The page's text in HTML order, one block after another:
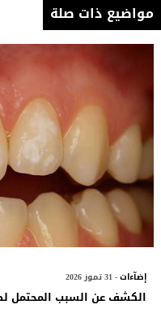
مواضيع ذات صلة
إضآءات- 31 تموز 2026
الكشف عن السبب المحتمل